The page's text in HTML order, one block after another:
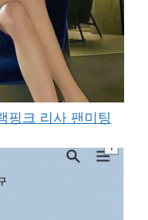
핑크 리사 팬미팅